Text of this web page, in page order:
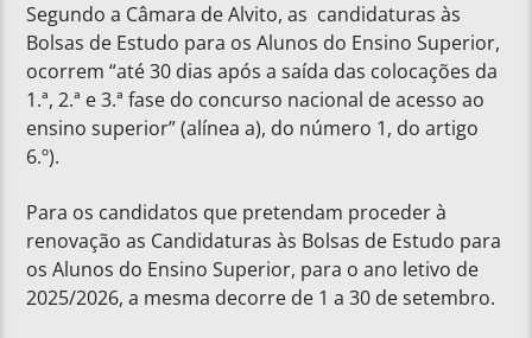
Segundo a Câmara de Alvito, as candidaturas às
Bolsas de Estudo para os Alunos do Ensino Superior,
ocorrem “até 30 dias após a saída das colocações da
1.ª, 2.ª e 3.ª fase do concurso nacional de acesso ao
ensino superior” (alínea a), do número 1, do artigo
6.º).
Para os candidatos que pretendam proceder à
renovação as Candidaturas às Bolsas de Estudo para
os Alunos do Ensino Superior, para o ano letivo de
2025/2026, a mesma decorre de 1 a 30 de setembro.